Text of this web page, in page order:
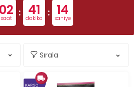
02
saat : 41
dakika : 14
saniye